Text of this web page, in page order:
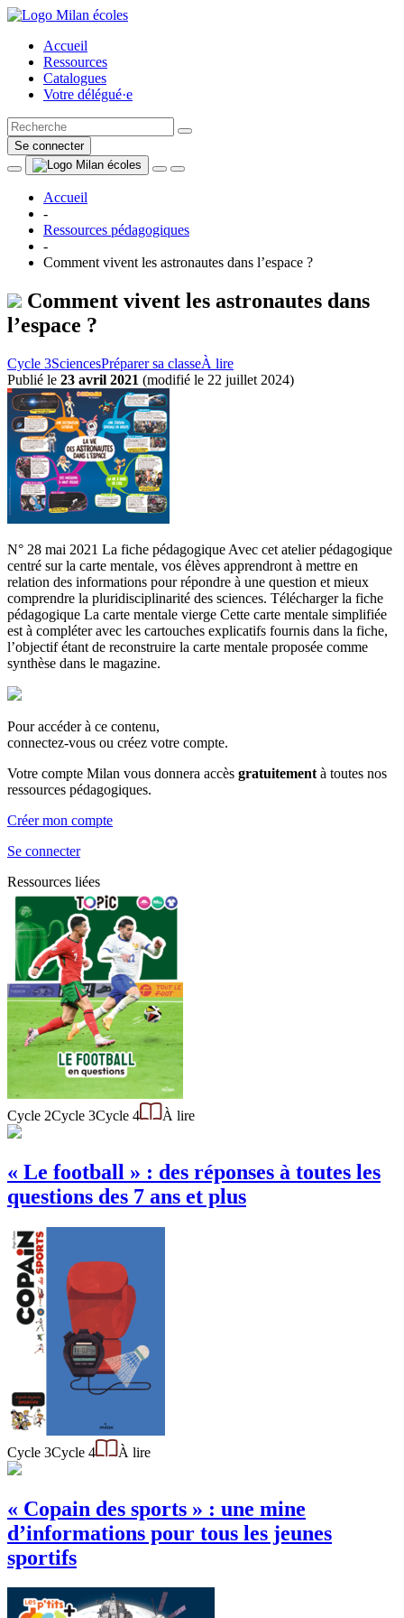
Accueil
Ressources
Catalogues
Votre délégué·e
Se connecter
Accueil
-
Ressources pédagogiques
-
Comment vivent les astronautes dans l’espace ?
Comment vivent les astronautes dans
l’espace ?
Cycle 3SciencesPréparer sa classeÀ lire
Publié le 23 avril 2021 (modifié le 22 juillet 2024)
N° 28 mai 2021 La fiche pédagogique Avec cet atelier pédagogique
centré sur la carte mentale, vos élèves apprendront à mettre en
relation des informations pour répondre à une question et mieux
comprendre la pluridisciplinarité des sciences. Télécharger la fiche
pédagogique La carte mentale vierge Cette carte mentale simplifiée
est à compléter avec les cartouches explicatifs fournis dans la fiche,
l’objectif étant de reconstruire la carte mentale proposée comme
synthèse dans le magazine.
Pour accéder à ce contenu,
connectez-vous ou créez votre compte.
Votre compte Milan vous donnera accès gratuitement à toutes nos
ressources pédagogiques.
Créer mon compte
Se connecter
Ressources liées
Cycle 2Cycle 3Cycle 4 À lire
« Le football » : des réponses à toutes les
questions des 7 ans et plus
Cycle 3Cycle 4 À lire
« Copain des sports » : une mine
d’informations pour tous les jeunes
sportifs